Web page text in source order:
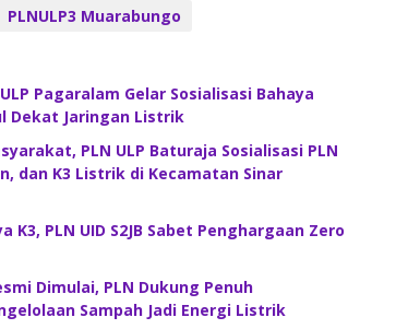
PLNULP3 Muarabungo
Pagaralam Gelar Sosialisasi Bahaya
Dekat Jaringan Listrik
PLN ULP Baturaja Sosialisasi PLN
dan K3 Listrik di Kecamatan Sinar
K3, PLN UID S2JB Sabet Penghargaan Zero
Dimulai, PLN Dukung Penuh
Sampah Jadi Energi Listrik